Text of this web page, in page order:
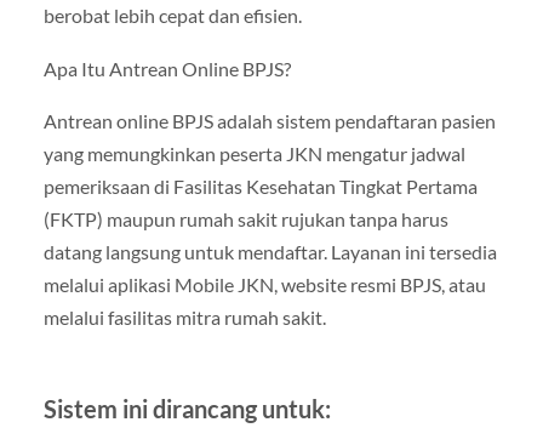
berobat lebih cepat dan efisien.
Apa Itu Antrean Online BPJS?
Antrean online BPJS adalah sistem pendaftaran pasien
yang memungkinkan peserta JKN mengatur jadwal
pemeriksaan di Fasilitas Kesehatan Tingkat Pertama
(FKTP) maupun rumah sakit rujukan tanpa harus
datang langsung untuk mendaftar. Layanan ini tersedia
melalui aplikasi Mobile JKN, website resmi BPJS, atau
melalui fasilitas mitra rumah sakit.
Sistem ini dirancang untuk: